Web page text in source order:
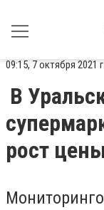
09:15, 7 октября 2021 г.
В
рост